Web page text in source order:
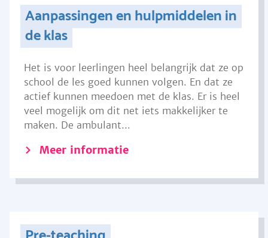
Aanpassingen en hulpmiddelen in
de klas
Het is voor leerlingen heel belangrijk dat ze op
school de les goed kunnen volgen. En dat ze
actief kunnen meedoen met de klas. Er is heel
veel mogelijk om dit net iets makkelijker te
maken. De ambulant...
Meer informatie